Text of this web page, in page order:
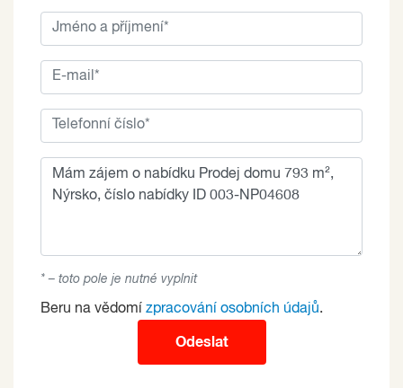
* – toto pole je nutné vyplnit
Beru na vědomí zpracování osobních údajů.
Odeslat